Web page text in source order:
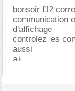
bonsoir f12
communication
d'affichage
controlez les
aussi
a+